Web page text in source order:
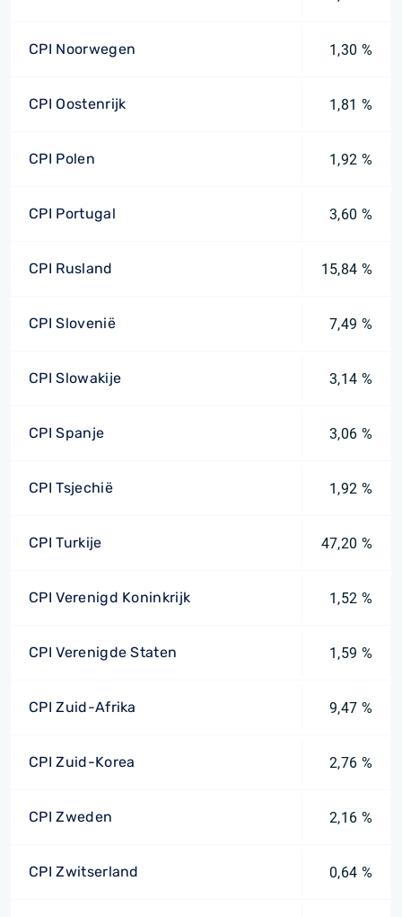
CPI Noorwegen 1,30 %
CPI Oostenrijk 1,81 %
CPI Polen 1,92 %
CPI Portugal 3,60 %
CPI Rusland 15,84 %
CPI Slovenië 7,49 %
CPI Slowakije 3,14 %
CPI Spanje 3,06 %
CPI Tsjechië 1,92 %
CPI Turkije 47,20 %
CPI Verenigd Koninkrijk 1,52 %
CPI Verenigde Staten 1,59 %
CPI Zuid-Afrika 9,47 %
CPI Zuid-Korea 2,76 %
CPI Zweden 2,16 %
CPI Zwitserland 0,64 %